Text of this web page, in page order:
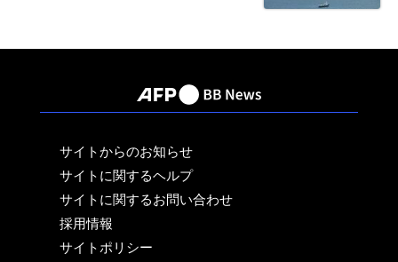
サイトからのお知らせ
サイトに関するヘルプ
サイトに関するお問い合わせ
採用情報
サイトポリシー